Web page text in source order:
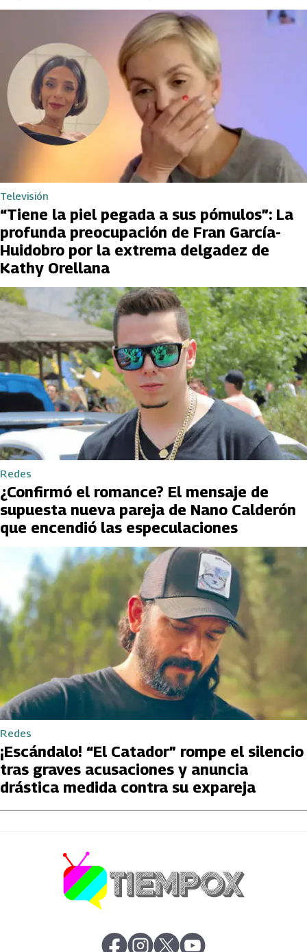
Televisión
“Tiene la piel pegada a sus pómulos”: La
profunda preocupación de Fran García-
Huidobro por la extrema delgadez de
Kathy Orellana
Redes
¿Confirmó el romance? El mensaje de
supuesta nueva pareja de Nano Calderón
que encendió las especulaciones
Redes
¡Escándalo! “El Catador” rompe el silencio
tras graves acusaciones y anuncia
drástica medida contra su expareja
abre en nueva pestaña
abre en nueva pestaña
abre en nueva pestaña